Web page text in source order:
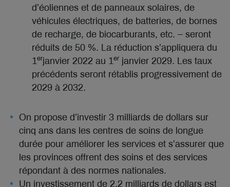
d’éoliennes et de panneaux solaires, de
véhicules électriques, de batteries, de bornes
de recharge, de biocarburants, etc. – seront
réduits de 50 %. La réduction s’appliquera du
1 erjanvier 2022 au 1 er janvier 2029. Les taux
précédents seront rétablis progressivement de
2029 à 2032.
On propose d’investir 3 milliards de dollars sur
cinq ans dans les centres de soins de longue
durée pour améliorer les services et s’assurer que
les provinces offrent des soins et des services
répondant à des normes nationales.
Un investissement de 2,2 milliards de dollars est